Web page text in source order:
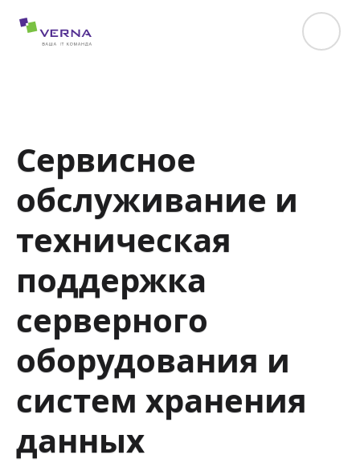
Сервисное
обслуживание и
техническая
поддержка
серверного
оборудования и
систем хранения
данных